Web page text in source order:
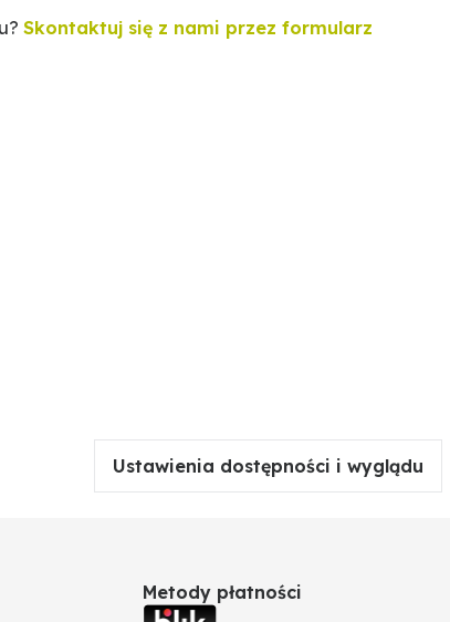
Skontaktuj się z nami przez formularz
Ustawienia dostępności i wyglądu
Metody płatności